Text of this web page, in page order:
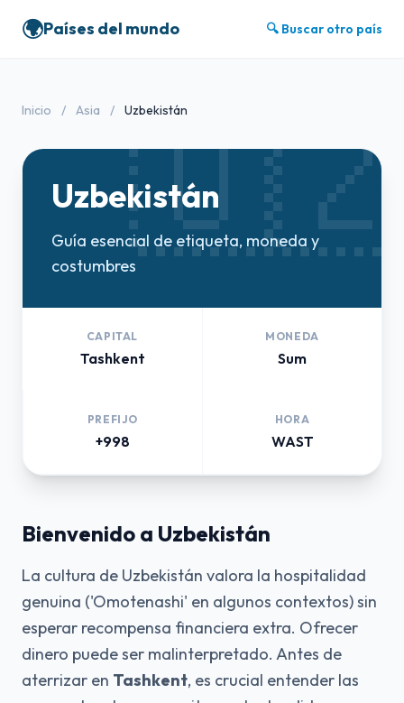
🌍Países del mundo 🔍 Buscar otro país
Inicio / Asia / Uzbekistán
Uzbekistán
Guía esencial de etiqueta, moneda y
costumbres
CAPITAL
Tashkent
MONEDA
Sum
PREFIJO
+998
HORA
WAST
Bienvenido a Uzbekistán
La cultura de Uzbekistán valora la hospitalidad
genuina ('Omotenashi' en algunos contextos) sin
esperar recompensa financiera extra. Ofrecer
dinero puede ser malinterpretado. Antes de
aterrizar en Tashkent, es crucial entender las